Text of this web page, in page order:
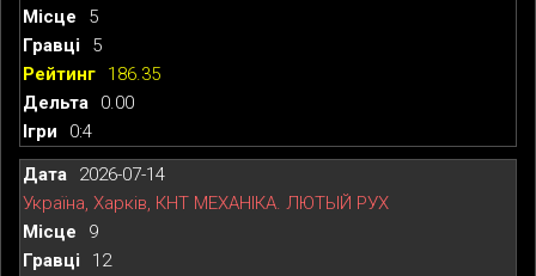
5
5
186.35
0.00
0:4
2026-07-14
Україна, Харків, КНТ МЕХАНІКА. ЛЮТЫЙ РУХ
9
12